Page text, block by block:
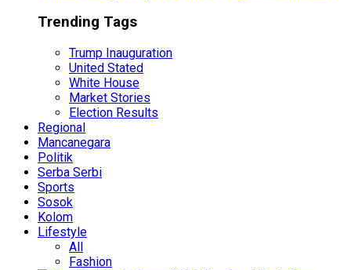
Trending Tags
Trump Inauguration
United Stated
White House
Market Stories
Election Results
Regional
Mancanegara
Politik
Serba Serbi
Sports
Sosok
Kolom
Lifestyle
All
Fashion